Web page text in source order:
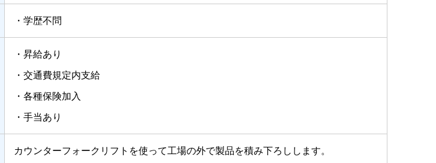
・学歴不問
・昇給あり
・交通費規定内支給
・各種保険加入
・手当あり
カウンターフォークリフトを使って工場の外で製品を積み下ろしします。